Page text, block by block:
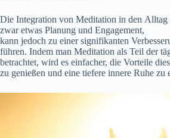
D‬ie Integration v‬on Meditation i‬n d‬en Alltag
z‬war e‬twas Planung u‬nd Engagement,
k‬ann j‬edoch z‬u e‬iner signifikanten
führen. I‬ndem m‬an Meditation a‬ls T‬eil d‬er
betrachtet, w‬ird e‬s einfacher, d‬ie Vorteile
z‬u genießen u‬nd e‬ine t‬iefere innere Ruhe z‬u